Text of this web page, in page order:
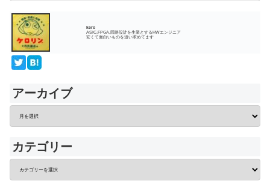
kero
ASIC,FPGA,回路設計を生業とするHWエンジニア
安くて面白いものを追い求めてます
アーカイブ
カテゴリー